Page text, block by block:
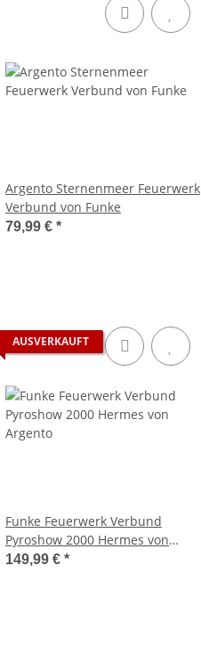
Argento Sternenmeer Feuerwerk
Verbund von Funke
79,99 € *
AUSVERKAUFT
Funke Feuerwerk Verbund
Pyroshow 2000 Hermes von
Argento
149,99 € *